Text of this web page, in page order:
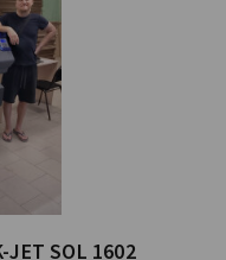
SOL 1602